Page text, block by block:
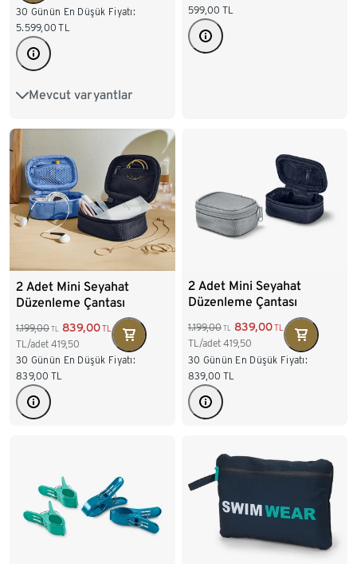
30 Günün En Düşük Fiyatı:
5.599,00 TL
Mevcut varyantlar
Büyük
599,00 TL
2 Adet Mini Seyahat
Düzenleme Çantası
1.199,00 TL 839,00TL
TL/adet 419,50
30 Günün En Düşük Fiyatı:
839,00 TL
2 Adet Mini Seyahat
Düzenleme Çantası
1.199,00 TL 839,00TL
TL/adet 419,50
30 Günün En Düşük Fiyatı:
839,00 TL